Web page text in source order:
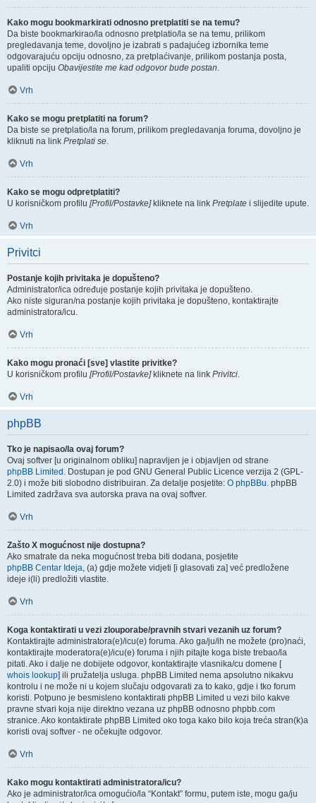
Kako mogu bookmarkirati odnosno pretplatiti se na temu?
Da biste bookmarkirao/la odnosno pretplatio/la se na temu, prilikom
pregledavanja teme, dovoljno je izabrati s padajućeg izbornika teme
odgovarajuću opciju odnosno, za pretplaćivanje, prilikom postanja posta,
upaliti opciju Obavijestite me kad odgovor bude postan.
Vrh
Kako se mogu pretplatiti na forum?
Da biste se pretplatio/la na forum, prilikom pregledavanja foruma, dovoljno je
kliknuti na link Pretplati se.
Vrh
Kako se mogu odpretplatiti?
U korisničkom profilu [Profil/Postavke]kliknete na link Pretplate i slijedite upute.
Vrh
Privitci
Postanje kojih privitaka je dopušteno?
Administrator/ica određuje postanje kojih privitaka je dopušteno.
Ako niste siguran/na postanje kojih privitaka je dopušteno, kontaktirajte
administratora/icu.
Vrh
Kako mogu pronaći [sve] vlastite privitke?
U korisničkom profilu [Profil/Postavke]kliknete na link Privitci.
Vrh
phpBB
Tko je napisao/la ovaj forum?
Ovaj softver [u originalnom obliku] napravljen je i objavljen od strane
phpBB Limited . Dostupan je pod GNU General Public Licence verzija 2 (GPL-
2.0) i može biti slobodno distribuiran. Za detalje posjetite: O phpBBu. phpBB
Limited zadržava sva autorska prava na ovaj softver.
Vrh
Zašto X mogućnost nije dostupna?
Ako smatrate da neka mogućnost treba biti dodana, posjetite
phpBB Centar Ideja, (a) gdje možete vidjeti [i glasovati za] već predložene
ideje i(li) predložiti vlastite.
Vrh
Koga kontaktirati u vezi zlouporabe/pravnih stvari vezanih uz forum?
Kontaktirajte administratora(e)/icu(e) foruma. Ako ga/ju/ih ne možete (pro)naći,
kontaktirajte moderatora(e)/icu(e) foruma i njih pitajte koga biste trebao/la
pitati. Ako i dalje ne dobijete odgovor, kontaktirajte vlasnika/cu domene [
whois lookup] ili pružatelja usluga. phpBB Limited nema apsolutno nikakvu
kontrolu i ne može ni u kojem slučaju odgovarati za to kako, gdje i tko forum
koristi. Potpuno je besmisleno kontaktirati phpBB Limited u vezi bilo kakve
pravne stvari koja nije direktno vezana uz phpBB odnosno phpbb.com
stranice. Ako kontaktirate phpBB Limited oko toga kako bilo koja treća stran(k)a
koristi ovaj softver - ne očekujte odgovor.
Vrh
Kako mogu kontaktirati administratora/icu?
Ako je administrator/ica omogućio/la “Kontakt” formu, putem iste, mogu ga/ju